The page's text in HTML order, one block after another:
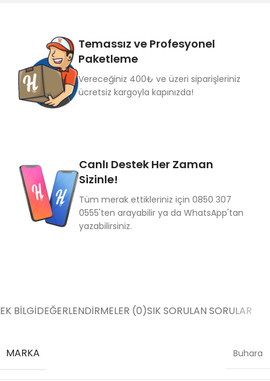
Temassız ve Profesyonel
Paketleme
Vereceğiniz 400₺ ve üzeri siparişleriniz
ücretsiz kargoyla kapınızda!
Canlı Destek Her Zaman
Sizinle!
Tüm merak ettikleriniz için 0850 307
0555'ten arayabilir ya da WhatsApp'tan
yazabilirsiniz.
EK BILGIDEĞERLENDIRMELER (0)SIK SORULAN SORULAR
MARKA Buhara